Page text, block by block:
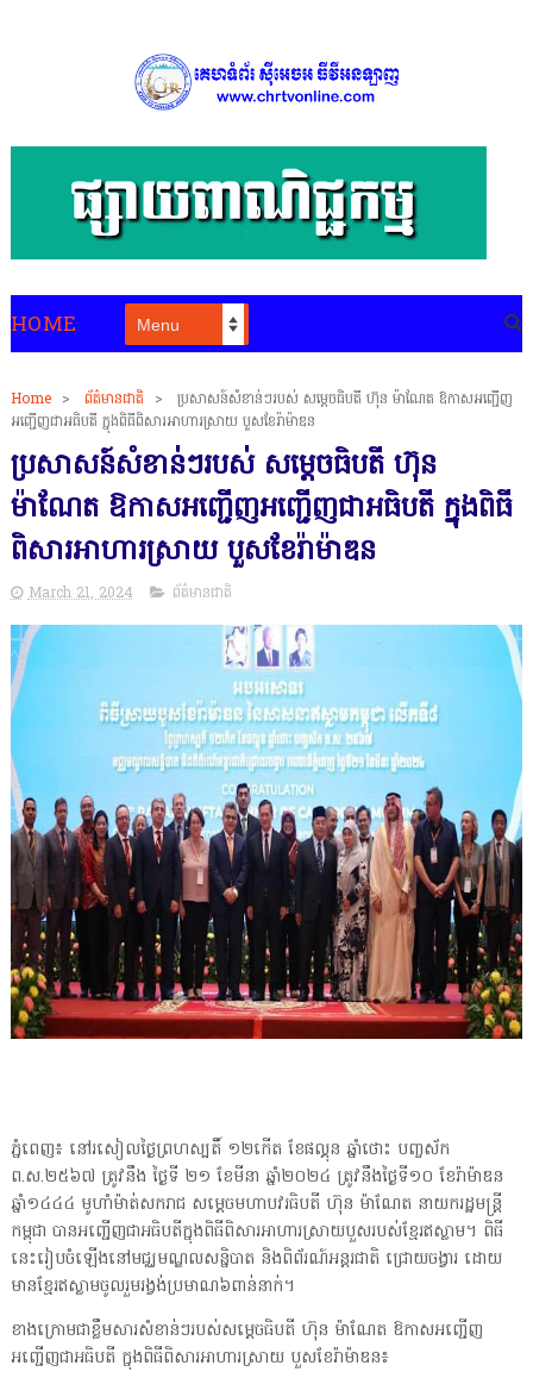
HOME
Home > ព័ត៌មានជាតិ >
ប្រសាសន៍សំខាន់ៗរបស់ សម្តេចធិបតី ហ៊ុន ម៉ាណែត ឱកាសអញ្ជើញ
អញ្ជើញជាអធិបតី ក្នុងពិធីពិសារអាហារស្រាយ បួសខែរ៉ាម៉ាឌន
ប្រសាសន៍សំខាន់ៗរបស់ សម្តេចធិបតី ហ៊ុន
ម៉ាណែត ឱកាសអញ្ជើញអញ្ជើញជាអធិបតី ក្នុងពិធី
ពិសារអាហារស្រាយ បួសខែរ៉ាម៉ាឌន
March 21, 2024 ព័ត៌មានជាតិ
ភ្នំពេញ៖ នៅរសៀលថ្ងៃព្រហស្បតិ៍ ១២កើត ខែផល្គុន ឆ្នាំថោះ បញ្ចស័ក
ព.ស.២៥៦៧ ត្រូវនឹង ថ្ងៃទី ២១ ខែមីនា ឆ្នាំ២០២៤ ត្រូវនឹងថ្ងៃទី១០ ខែរ៉ាម៉ាឌន
ឆ្នាំ១៤៤៤ មូហាំម៉ាត់សករាជ សម្តេចមហាបវរធិបតី ហ៊ុន ម៉ាណែត នាយករដ្ឋមន្ត្រី
កម្ពុជា បានអញ្ជើញជាអធិបតីក្នុងពិធីពិសារអាហារស្រាយបួសរបស់ខ្មែរឥស្លាម។ ពិធី
នេះរៀបចំឡើងនៅមជ្ឈមណ្ឌលសន្និបាត និងពិព័រណ៍អន្តរជាតិ ជ្រោយចង្វារ ដោយ
មានខ្មែរឥស្លាមចូលរួមរង្វង់ប្រមាណ៦ពាន់នាក់។
ខាងក្រោមជាខ្លឹមសារសំខាន់ៗរបស់សម្តេចធិបតី ហ៊ុន ម៉ាណែត ឱកាសអញ្ជើញ
អញ្ជើញជាអធិបតី ក្នុងពិធីពិសារអាហារស្រាយ បួសខែរ៉ាម៉ាឌន៖